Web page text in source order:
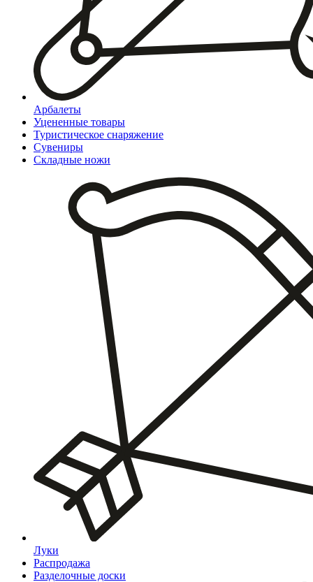
Арбалеты
Уцененные товары
Туристическое снаряжение
Сувениры
Складные ножи
Луки
Распродажа
Разделочные доски